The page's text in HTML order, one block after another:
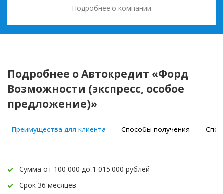
Подробнее о компании
Подробнее о Автокредит «Форд
Возможности (экспресс, особое
предложение)»
Преимущества для клиента Способы получения
Сумма от 100 000 до 1 015 000 рублей
Срок 36 месяцев